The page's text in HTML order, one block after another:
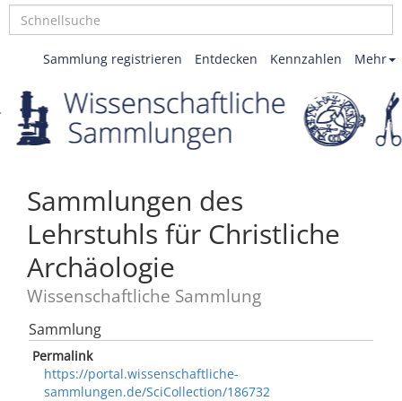
Mehr
Kennzahlen
Entdecken
Sammlung registrieren
Sammlungen des
Lehrstuhls für Christliche
Archäologie
Wissenschaftliche Sammlung
Sammlung
Permalink
https://portal.wissenschaftliche-
sammlungen.de/SciCollection/186732